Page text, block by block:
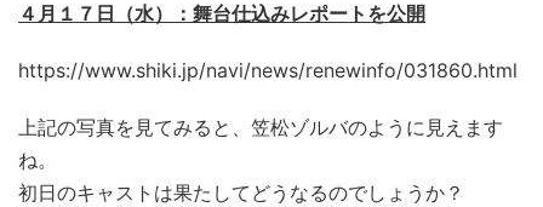
４月１７日（水）：舞台仕込みレポートを公開
https://www.shiki.jp/navi/news/renewinfo/031860.html
上記の写真を見てみると、笠松ゾルバのように見えます
ね。
初日のキャストは果たしてどうなるのでしょうか？